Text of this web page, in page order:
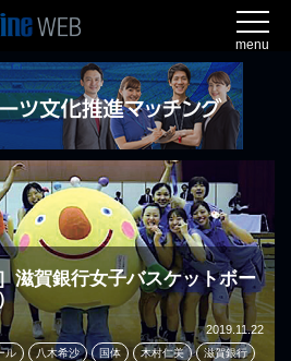
menu
滋賀銀行女子バスケットボー
2019.11.22
ル 八木希沙 国体 木村仁美 滋賀銀行